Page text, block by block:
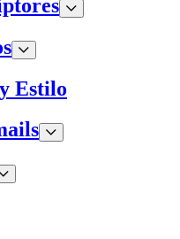
Estilo